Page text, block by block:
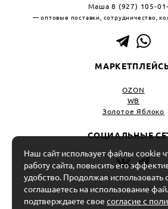
Маша 8 (927) 105-
— оптовые поставки, сотрудничество,
OZON
WB
Золотое Яблоко
СОЦИАЛЬНЫЕ
ИП Салоев Кирилл
ИНН 645493738259
ОГРН
Наш сайт использует файлы cookie
работу сайта, повысить его
удобство. Продолжая использовать
соглашаетесь на использование
подтверждаете свое согласие с